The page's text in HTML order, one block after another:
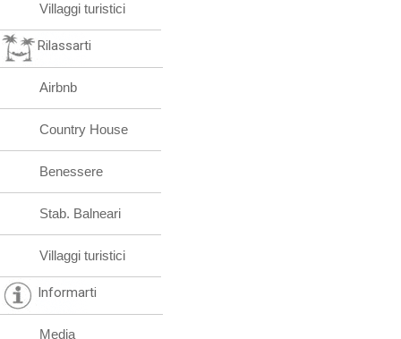
Villaggi turistici
Rilassarti
Airbnb
Country House
Benessere
Stab. Balneari
Villaggi turistici
Informarti
Media